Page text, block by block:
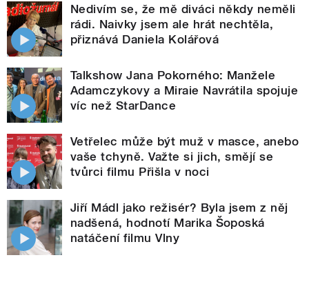
Nedivím se, že mě diváci někdy neměli
rádi. Naivky jsem ale hrát nechtěla,
přiznává Daniela Kolářová
Talkshow Jana Pokorného: Manžele
Adamczykovy a Miraie Navrátila spojuje
víc než StarDance
Vetřelec může být muž v masce, anebo
vaše tchyně. Važte si jich, smějí se
tvůrci filmu Přišla v noci
Jiří Mádl jako režisér? Byla jsem z něj
nadšená, hodnotí Marika Šoposká
natáčení filmu Vlny